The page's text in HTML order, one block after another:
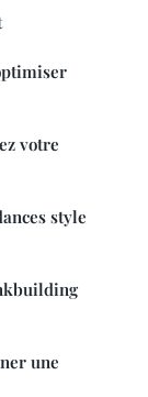
votre
style
une